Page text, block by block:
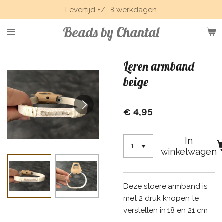
direct
naar
Beads by Chantal
Levertijd +/- 8 werkdagen
Leren armband
beige
€ 4,95
In
winkelwagen
Deze stoere armband is
met 2 druk knopen te
verstellen in 18 en 21 cm